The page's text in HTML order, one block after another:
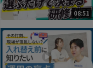
08:51